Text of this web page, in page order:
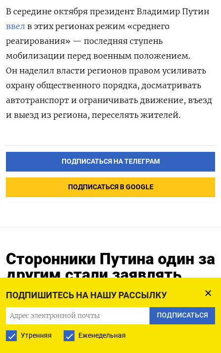
ПОДПИШИТЕСЬ НА НАШУ РАССЫЛКУ
ПОДПИСАТЬСЯ
Утренняя Еженедельная
В середине октября президент Владимир Путин
ввел в этих регионах режим «среднего
реагирования» — последняя ступень
мобилизации перед военным положением.
Он наделил власти регионов правом усиливать
охрану общественного порядка, досматривать
автотранспорт и ограничивать движение, въезд
и выезд из региона, переселять жителей.
ПОДПИСАТЬСЯ НА ТЕЛЕГРАМ
ПОДПИСАТЬСЯ В GOOGLE
Сторонники Путина один за
другим стали заявлять,
что не знали о вторжении в
Украину